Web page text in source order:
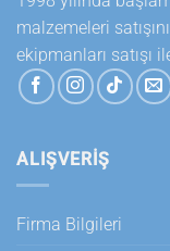
malzemeleri
ekipmanları satışı
ALIŞVERİŞ
Firma Bilgileri